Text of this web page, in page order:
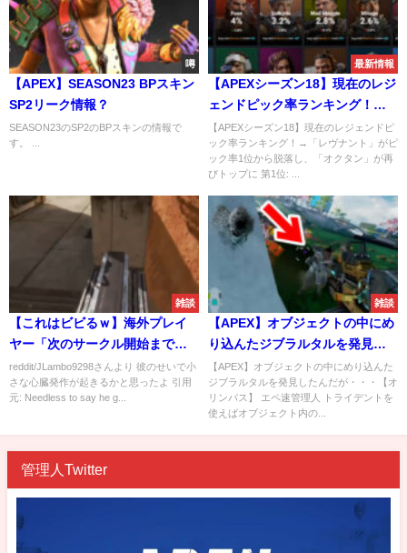
噂
【APEX】SEASON23 BPスキン
SP2リーク情報？
SEASON23のSP2のBPスキンの情報で
す。 ...
最新情報
【APEXシーズン18】現在のレジ
ェンドピック率ランキング！
→「レヴナント」がピック率1位
から脱落し、「オクタン」が再
びトップに
【APEXシーズン18】現在のレジェンドピ
ック率ランキング！→「レヴナント」がピ
ック率1位から脱落し、「オクタン」が再
びトップに 第1位: ...
雑談
【これはビビるｗ】海外プレイ
ヤー「次のサークル開始までコ
コで隠れておこう」
reddit/JLambo9298さんより 彼のせいで小
さな心臓発作が起きるかと思ったよ 引用
元: Needless to say he g...
雑談
【APEX】オブジェクトの中にめ
り込んたジブラルタルを発見し
たんだが・・・【オリンパス】
【APEX】オブジェクトの中にめり込んた
ジブラルタルを発見したんだが・・・【オ
リンパス】 エペ速管理人 トライデントを
使えばオブジェクト内の...
管理人Twitter